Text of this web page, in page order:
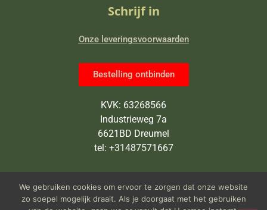
Schrijf in
Onze leveringsvoorwaarden
Bestelling ontbinden
KVK: 63268566
Industrieweg 7a
6621BD Dreumel
tel: +31487571667
Wij zijn van maandag tot en met
vrijdag open van 9 tot 5 uur
We gebruiken cookies om ervoor te zorgen dat onze website
zo soepel mogelijk draait. Als je doorgaat met het gebruiken